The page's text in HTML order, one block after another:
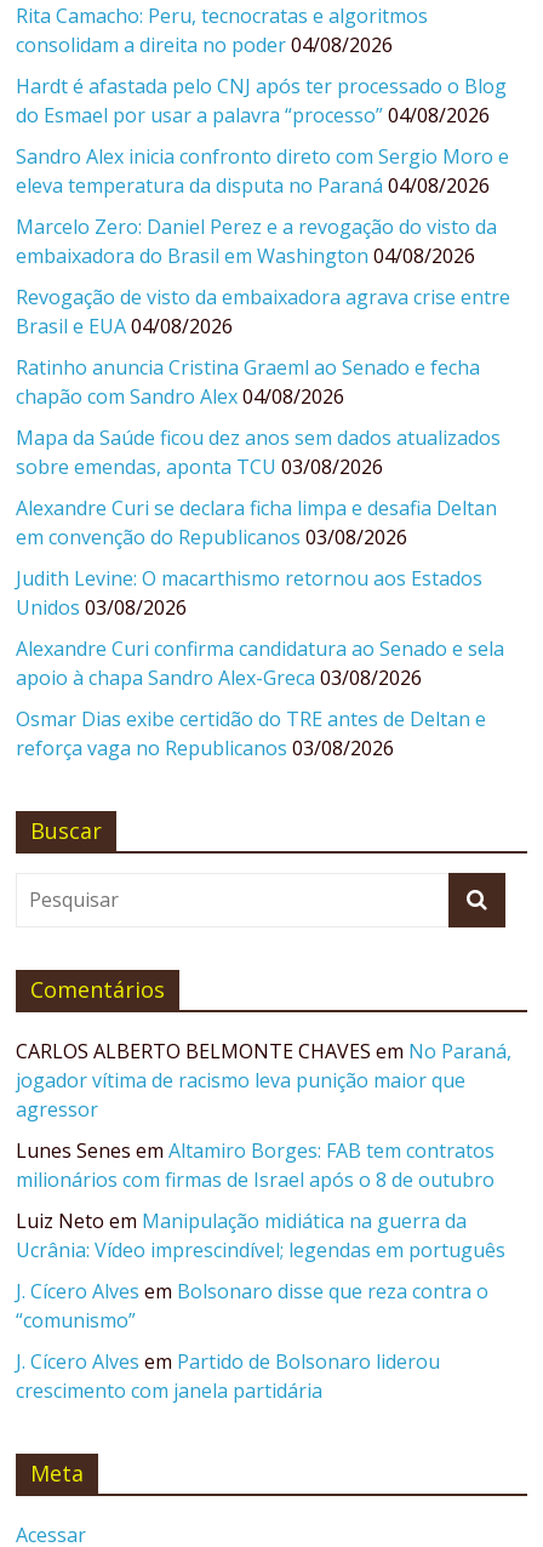
Rita Camacho: Peru, tecnocratas e algoritmos
consolidam a direita no poder 04/08/2026
Hardt é afastada pelo CNJ após ter processado o Blog
do Esmael por usar a palavra “processo” 04/08/2026
Sandro Alex inicia confronto direto com Sergio Moro e
eleva temperatura da disputa no Paraná 04/08/2026
Marcelo Zero: Daniel Perez e a revogação do visto da
embaixadora do Brasil em Washington 04/08/2026
Revogação de visto da embaixadora agrava crise entre
Brasil e EUA 04/08/2026
Ratinho anuncia Cristina Graeml ao Senado e fecha
chapão com Sandro Alex 04/08/2026
Mapa da Saúde ficou dez anos sem dados atualizados
sobre emendas, aponta TCU 03/08/2026
Alexandre Curi se declara ficha limpa e desafia Deltan
em convenção do Republicanos 03/08/2026
Judith Levine: O macarthismo retornou aos Estados
Unidos 03/08/2026
Alexandre Curi confirma candidatura ao Senado e sela
apoio à chapa Sandro Alex-Greca 03/08/2026
Osmar Dias exibe certidão do TRE antes de Deltan e
reforça vaga no Republicanos 03/08/2026
Buscar
Comentários
CARLOS ALBERTO BELMONTE CHAVES em No Paraná,
jogador vítima de racismo leva punição maior que
agressor
Lunes Senes emAltamiro Borges: FAB tem contratos
milionários com firmas de Israel após o 8 de outubro
Luiz Neto em Manipulação midiática na guerra da
Ucrânia: Vídeo imprescindível; legendas em português
J. Cícero Alves em Bolsonaro disse que reza contra o
“comunismo”
J. Cícero Alves em Partido de Bolsonaro liderou
crescimento com janela partidária
Meta
Acessar